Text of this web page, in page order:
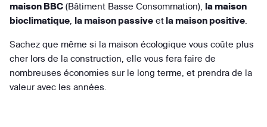
maison BBC (Bâtiment Basse Consommation), la maison
bioclimatique, la maison passive etla maison positive.
Sachez que même si la maison écologique vous coûte plus
cher lors de la construction, elle vous fera faire de
nombreuses économies sur le long terme, et prendra de la
valeur avec les années.